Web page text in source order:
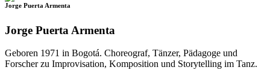
Jorge Puerta Armenta
Jorge Puerta Armenta
Geboren 1971 in Bogotá. Choreograf, Tänzer, Pädagoge und
Forscher zu Improvisation, Komposition und Storytelling im Tanz.